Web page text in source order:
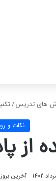
های تدریس/
نکات و
از
آخرین